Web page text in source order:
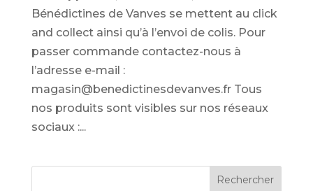
Bénédictines de Vanves se mettent au click
and collect ainsi qu’à l’envoi de colis. Pour
passer commande contactez-nous à
l’adresse e-mail :
magasin@benedictinesdevanves.fr Tous
nos produits sont visibles sur nos réseaux
sociaux :...